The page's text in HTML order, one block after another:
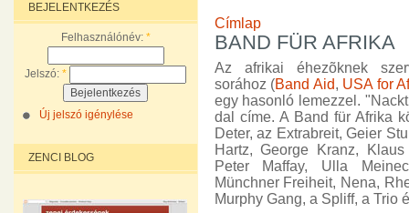
BEJELENTKEZÉS
Felhasználónév: *
Jelszó: *
Új jelszó igénylése
ZENCI BLOG
Címlap
BAND FÜR AFRIKA
Az afrikai éhezõknek
sorához (Band Aid, USA for
egy hasonló lemezzel.
dal címe. A Band für Afrika
Deter, az Extrabreit, Geier
Hartz, George Kranz,
Peter Maffay, Ulla
Münchner Freiheit, Nena,
Murphy Gang, a Spliff, a Trio